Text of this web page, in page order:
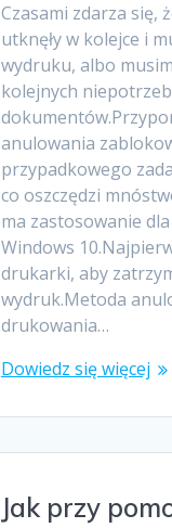
Czasami zdarza się,
utknęły w kolejce i
wydruku, albo
kolejnych
anulowania
przypadkowego
co oszczędzi
ma zastosowanie
Windows
drukarki, aby
wydruk.Metoda
drukowania…
Dowiedz się więcej
Jak przy